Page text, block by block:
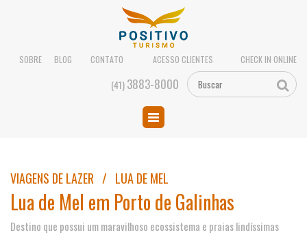
SOBRE BLOG CONTATO ACESSO CLIENTES CHECK IN ONLINE
(41)3883-8000
VIAGENS DE LAZER / LUA DE MEL
Lua de Mel em Porto de Galinhas
Destino que possui um maravilhoso ecossistema e praias lindíssimas